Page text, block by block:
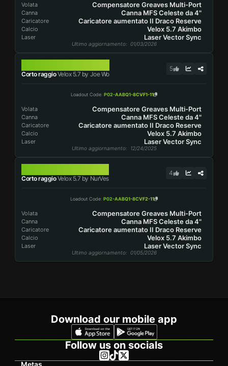
Volata Compensatore Greaves Multi-Port
Canna Canna MFS Celeste da 4"
Caricatore Caricatore aumentato II Draco Reserve
Calcio Velox 5.7 Akimbo
Laser Laser Vector Sync
Ultimo aggiornamento: 01/03/2026
Corto raggioVelox 5.7 by Joe Wo
5
Loadout Code: P02-AABQ1-8CVF1-11
Volata Compensatore Greaves Multi-Port
Canna Canna MFS Celeste da 4"
Caricatore Caricatore aumentato II Draco Reserve
Calcio Velox 5.7 Akimbo
Laser Laser Vector Sync
Ultimo aggiornamento: 12/24/2025
Corto raggioVelox 5.7 by NurVes
4
Loadout Code: P02-AABQ1-8CVF2-11
Volata Compensatore Greaves Multi-Port
Canna Canna MFS Celeste da 4"
Caricatore Caricatore aumentato II Draco Reserve
Calcio Velox 5.7 Akimbo
Laser Laser Vector Sync
Ultimo aggiornamento: 01/05/2026
Download our mobile app
Follow us on socials
Metas